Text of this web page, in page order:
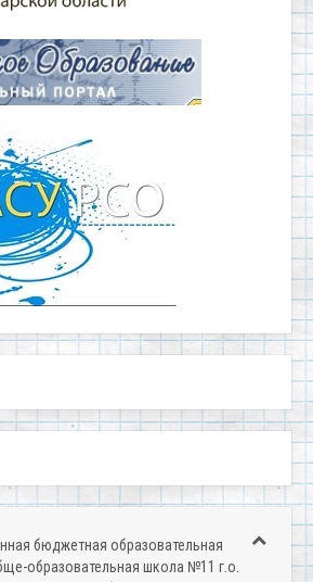
бюджетная образовательная
образовательная школа №11 г.о.